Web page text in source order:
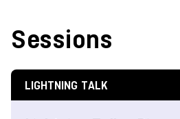
Sessions
LIGHTNING TALK